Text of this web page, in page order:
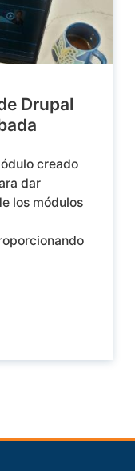
Drupal
creado
dar
los módulos